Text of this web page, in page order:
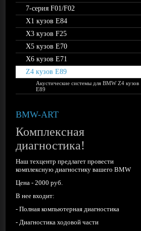
7-серия F01/F02
X1 кузов E84
X3 кузов F25
X5 кузов E70
X6 кузов E71
Z4 кузов E89
Акустические системы для BMW Z4 кузов
E89
BMW-ART
Комплекcная
диагностика!
Наш техцентр предлагет провести
комплексную диагностику вашего BMW
Цена - 2000 руб.
В нее входит:
- Полная компьютерная диагностика
- Диагностика ходовой части